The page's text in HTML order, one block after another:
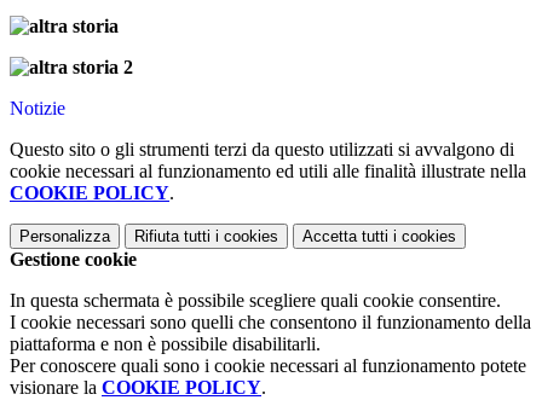
Notizie
Questo sito o gli strumenti terzi da questo utilizzati si avvalgono di
cookie necessari al funzionamento ed utili alle finalità illustrate nella
COOKIE POLICY.
Personalizza Rifiuta tutti i cookies Accetta tutti i cookies
Gestione cookie
In questa schermata è possibile scegliere quali cookie consentire.
I cookie necessari sono quelli che consentono il funzionamento della
piattaforma e non è possibile disabilitarli.
Per conoscere quali sono i cookie necessari al funzionamento potete
visionare la COOKIE POLICY.